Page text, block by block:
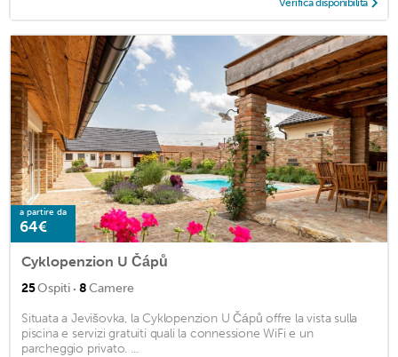
a partire da
64€
Cyklopenzion U Čápů
25Ospiti · 8Camere
Situata a Jevišovka, la Cyklopenzion U Čápů offre la vista sulla
piscina e servizi gratuiti quali la connessione WiFi e un
parcheggio privato. ...